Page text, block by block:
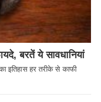
बरतें ये सावधानियां
इतिहास हर तरीके से काफी